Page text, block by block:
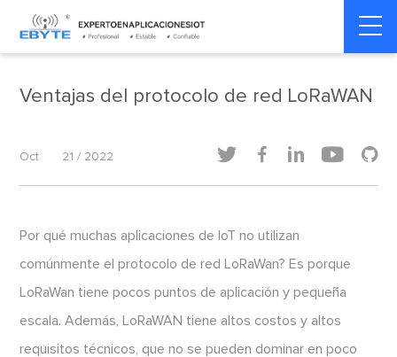
Home > Dinámica de la industria Dinámica de la industria
Ventajas del protocolo de red LoRaWAN
Oct 21 / 2022     
Por qué muchas aplicaciones de IoT no utilizan
comúnmente el protocolo de red LoRaWan? Es porque
LoRaWan tiene pocos puntos de aplicación y pequeña
escala. Además, LoRaWAN tiene altos costos y altos
requisitos técnicos, que no se pueden dominar en poco